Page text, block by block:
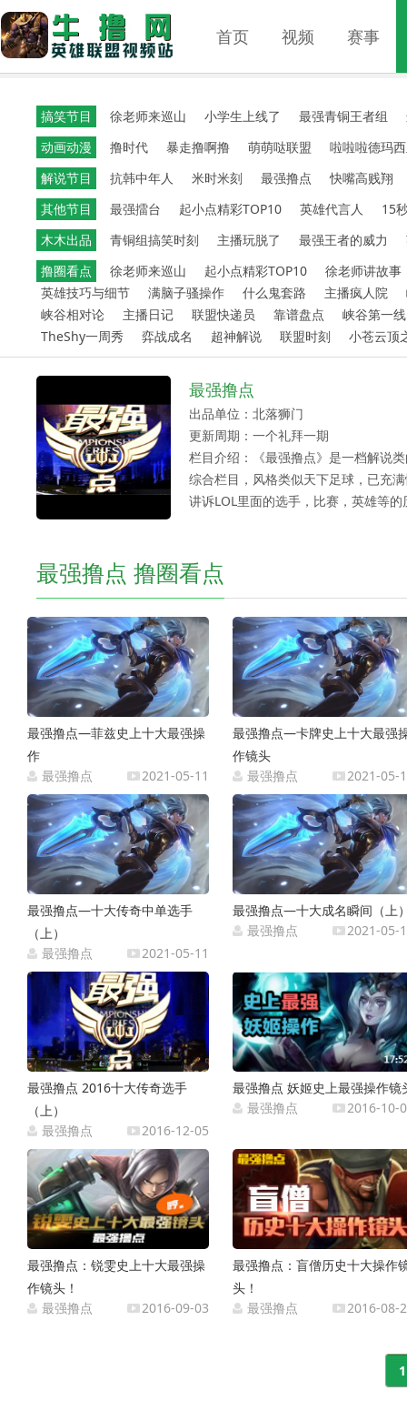
首页 视频 赛事
搞笑节目 徐老师来巡山 小学生上线了 最强青铜王者组
动画动漫
撸时代 暴走撸啊撸 萌萌哒联盟
啦啦啦德玛
解说节目
抗韩中年人 米时米刻 最强撸点
快嘴高贱翔
其他节目
最强擂台 起小点精彩TOP10 英雄代言人
15
木木出品
青铜组搞笑时刻 主播玩脱了 最强王者的威力
撸圈看点
徐老师来巡山 起小点精彩TOP10
徐老师讲故事
英雄技巧与细节
满脑子骚操作 什么鬼套路 主播疯人院
峡谷相对论
主播日记 联盟快递员 靠谱盘点
峡谷第一线
TheShy一周秀
弈战成名 超神解说 联盟时刻 小苍云顶
最强撸点
出品单位：北落狮门
更新周期：一个礼拜一期
栏目介绍：《最强撸点》是一档解说
综合栏目，风格类似天下足球，已充
讲诉LOL里面的选手，比赛，英雄等的
最强撸点 撸圈看点
最强撸点—菲兹史上十大最强操
作
最强撸点
2021-05-11
最强撸点—卡牌史上十大最强
作镜头
最强撸点
2021-05-
最强撸点—十大传奇中单选手
（上）
最强撸点
2021-05-11
最强撸点—十大成名瞬间（上
最强撸点
2021-05-
最强撸点 2016十大传奇选手
（上）
最强撸点
2016-12-05
最强撸点 妖姬史上最强操作镜
最强撸点
2016-10-
最强撸点：锐雯史上十大最强操
作镜头！
最强撸点
2016-09-03
最强撸点：盲僧历史十大操作
头！
最强撸点
2016-08-
1